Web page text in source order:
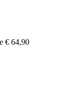
€ 64,90